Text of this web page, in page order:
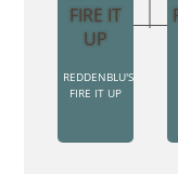
REDDENBLU'S
FIRE IT UP